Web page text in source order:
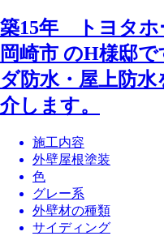
築15年 トヨタホ
岡崎市 のH様邸
ダ防水・屋上防
介します。
施工内容
外壁屋根塗装
色
グレー系
外壁材の種類
サイディング